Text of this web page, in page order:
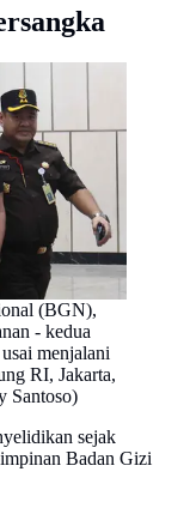
(BGN),
- kedua
menjalani
RI, Jakarta,
Santoso)
sejak
Badan Gizi